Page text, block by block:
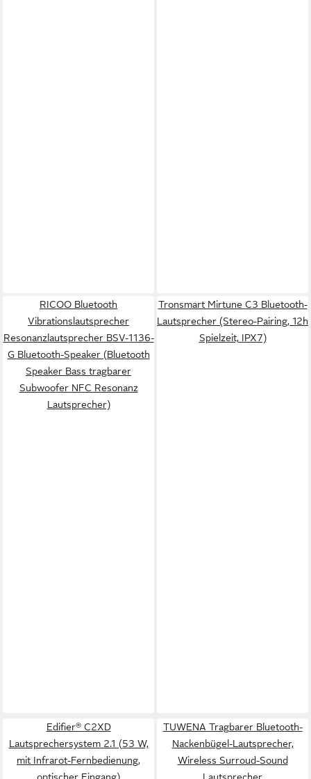
RICOO Bluetooth
Vibrationslautsprecher
Resonanzlautsprecher BSV-1136-
G Bluetooth-Speaker (Bluetooth
Speaker Bass tragbarer
Subwoofer NFC Resonanz
Lautsprecher)
Tronsmart Mirtune C3 Bluetooth-
Lautsprecher (Stereo-Pairing, 12h
Spielzeit, IPX7)
Edifier® C2XD
Lautsprechersystem 2.1 (53 W,
mit Infrarot-Fernbedienung,
TUWENA Tragbarer Bluetooth-
Nackenbügel-Lautsprecher,
Wireless Surroud-Sound